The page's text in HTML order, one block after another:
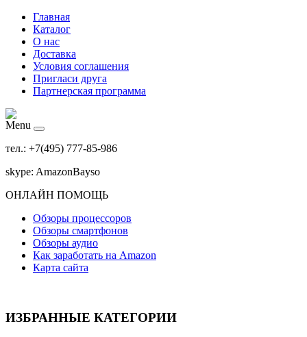
Главная
Каталог
О нас
Доставка
Условия соглашения
Пригласи друга
Партнерская программа
Menu
тел.: +7(495) 777-85-986
skype: AmazonBayso
ОНЛАЙН ПОМОЩЬ
Обзоры процессоров
Обзоры смартфонов
Обзоры аудио
Как заработать на Amazon
Карта сайта
ИЗБРАННЫЕ КАТЕГОРИИ